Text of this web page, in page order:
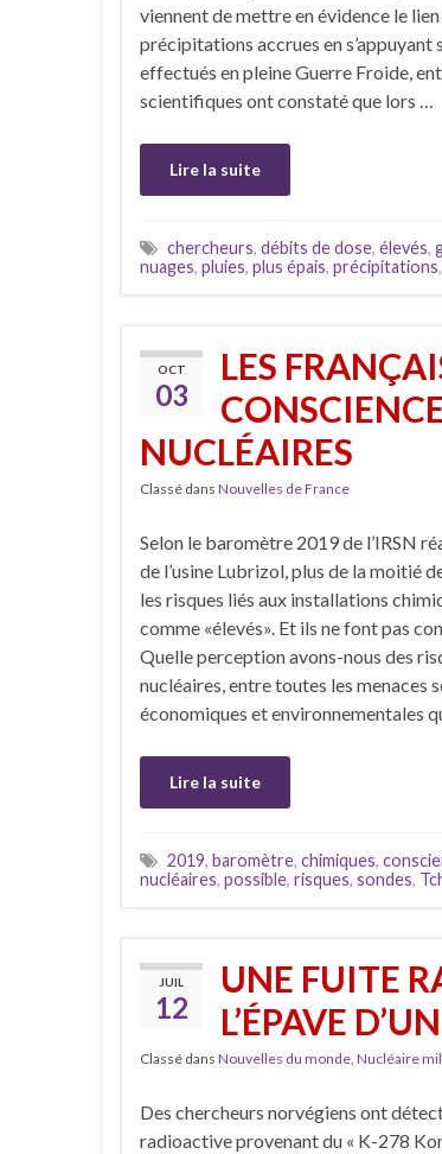
viennent de mettre en évidence le
précipitations accrues en s’appuyant
effectués en pleine Guerre Froide,
scientifiques ont constaté que lors …
Lire la suite
chercheurs, débits de dose, élevés,
nuages, pluies, plus épais, précipitations,
OCT
03
LES
NUCLÉAIRES
Classé dans Nouvelles de France
Selon le baromètre 2019 de l’IRSN
de l’usine Lubrizol, plus de la moitié
les risques liés aux installations
comme «élevés». Et ils ne font pas
Quelle perception avons-nous des
nucléaires, entre toutes les menaces
économiques et environnementales
Lire la suite
2019, baromètre, chimiques,
nucléaires, possible, risques, sondes,
JUIL
12
UNE FUITE
L’ÉPAVE
Classé dans Nouvelles du monde, Nucléaire
Des chercheurs norvégiens ont
radioactive provenant du « K-278